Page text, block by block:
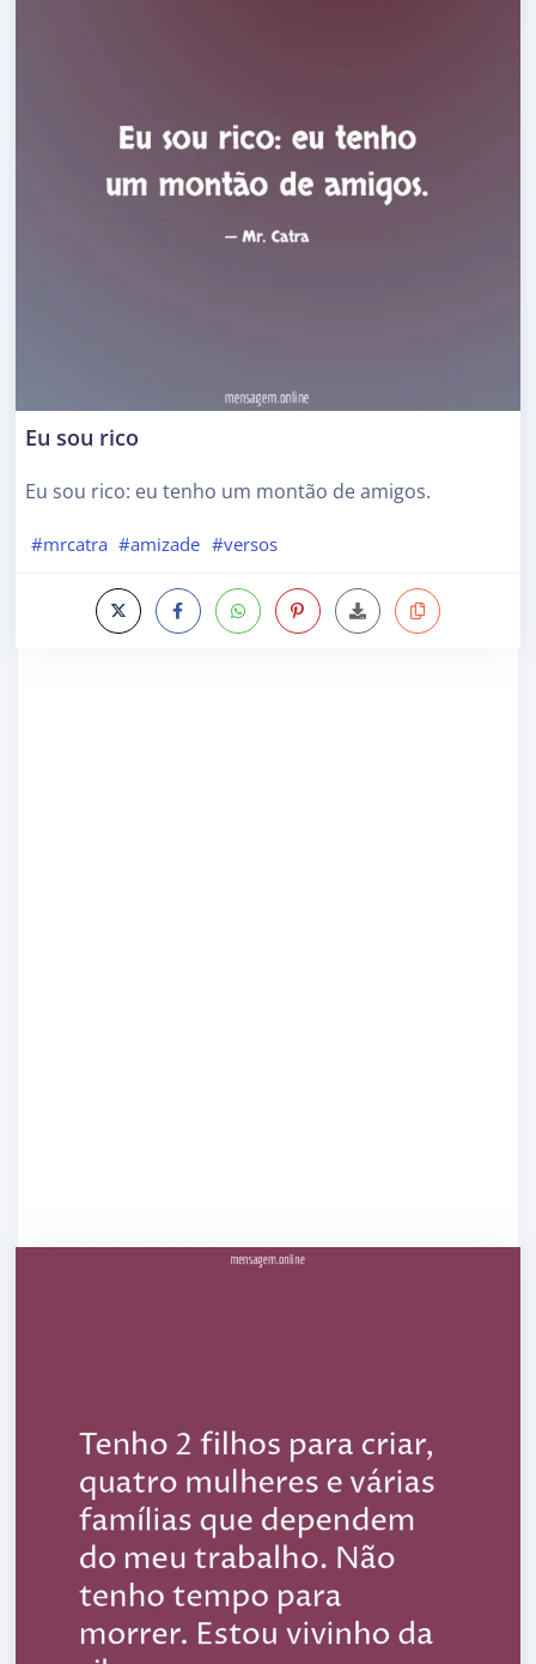
Eu sou rico
Eu sou rico: eu tenho um montão de amigos.
#mrcatra #amizade #versos